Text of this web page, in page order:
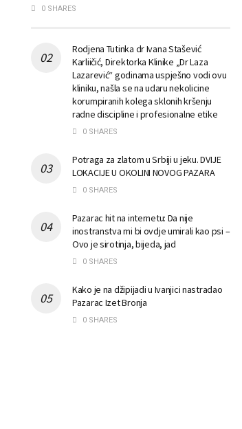
0 SHARES
Rodjena Tutinka dr Ivana Stašević
Karliičić, Direktorka Klinike „Dr Laza
Lazarević“ godinama uspješno vodi ovu
kliniku, našla se na udaru nekolicine
korumpiranih kolega sklonih kršenju
radne discipline i profesionalne etike
0 SHARES
Potraga za zlatom u Srbiji u jeku. DVIJE
LOKACIJE U OKOLINI NOVOG PAZARA
0 SHARES
Pazarac hit na internetu: Da nije
inostranstva mi bi ovdje umirali kao psi –
Ovo je sirotinja, bijeda, jad
0 SHARES
Kako je na džipijadi u Ivanjici nastradao
Pazarac Izet Bronja
0 SHARES